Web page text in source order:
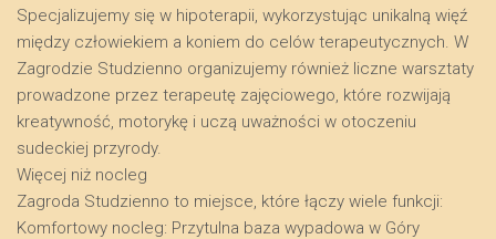
​Specjalizujemy się w hipoterapii, wykorzystując unikalną więź
między człowiekiem a koniem do celów terapeutycznych. W
Zagrodzie Studzienno organizujemy również liczne warsztaty
prowadzone przez terapeutę zajęciowego, które rozwijają
kreatywność, motorykę i uczą uważności w otoczeniu
sudeckiej przyrody.
​Więcej niż nocleg
​Zagroda Studzienno to miejsce, które łączy wiele funkcji:
​Komfortowy nocleg: Przytulna baza wypadowa w Góry